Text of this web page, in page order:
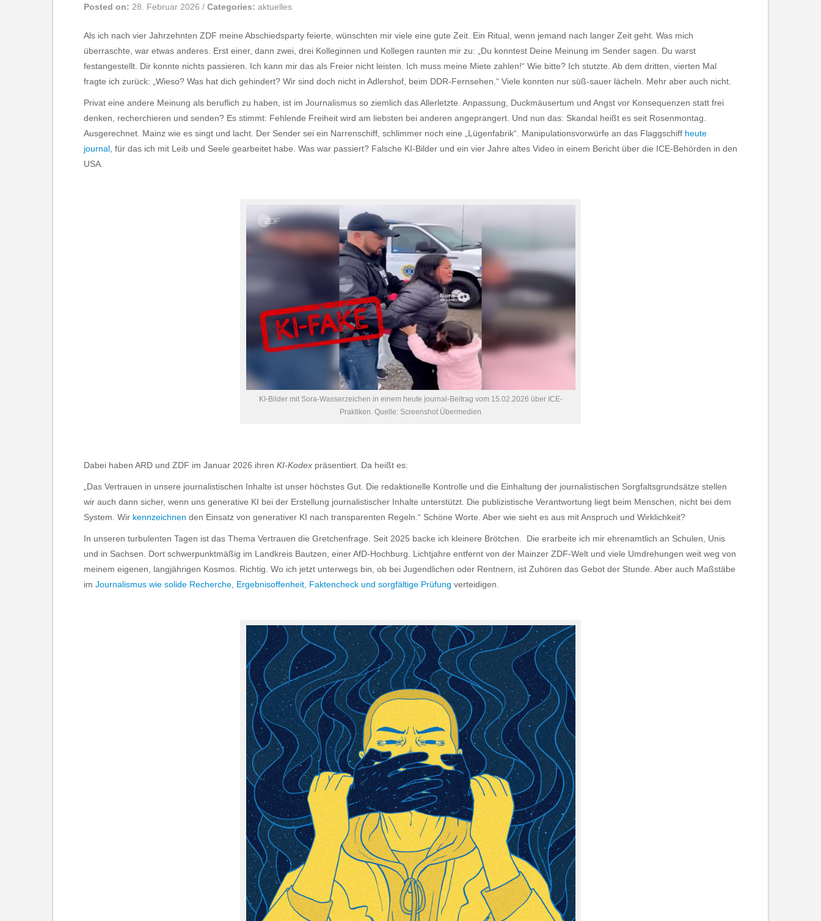
Posted on: 28. Februar 2026 / Categories: aktuelles
Als ich nach vier Jahrzehnten ZDF meine Abschiedsparty feierte, wünschten mir viele eine gute Zeit. Ein Ritual, wenn jemand nach langer Zeit geht. Was mich
überraschte, war etwas anderes. Erst einer, dann zwei, drei Kolleginnen und Kollegen raunten mir zu: „Du konntest Deine Meinung im Sender sagen. Du warst
festangestellt. Dir konnte nichts passieren. Ich kann mir das als Freier nicht leisten. Ich muss meine Miete zahlen!“ Wie bitte? Ich stutzte. Ab dem dritten, vierten Mal
fragte ich zurück: „Wieso? Was hat dich gehindert? Wir sind doch nicht in Adlershof, beim DDR-Fernsehen.“ Viele konnten nur süß-sauer lächeln. Mehr aber auch nicht.
Privat eine andere Meinung als beruflich zu haben, ist im Journalismus so ziemlich das Allerletzte. Anpassung, Duckmäusertum und Angst vor Konsequenzen statt frei
denken, recherchieren und senden? Es stimmt: Fehlende Freiheit wird am liebsten bei anderen angeprangert. Und nun das: Skandal heißt es seit Rosenmontag.
Ausgerechnet. Mainz wie es singt und lacht. Der Sender sei ein Narrenschiff, schlimmer noch eine „Lügenfabrik“. Manipulationsvorwürfe an das Flaggschiff heute
journal, für das ich mit Leib und Seele gearbeitet habe. Was war passiert? Falsche KI-Bilder und ein vier Jahre altes Video in einem Bericht über die ICE-Behörden in den
USA.
KI-Bilder mit Sora-Wasserzeichen in einem heute journal-Beitrag vom 15.02.2026 über ICE-
Praktiken. Quelle: Screenshot Übermedien
Dabei haben ARD und ZDF im Januar 2026 ihren KI-Kodex präsentiert. Da heißt es:
„Das Vertrauen in unsere journalistischen Inhalte ist unser höchstes Gut. Die redaktionelle Kontrolle und die Einhaltung der journalistischen Sorgfaltsgrundsätze stellen
wir auch dann sicher, wenn uns generative KI bei der Erstellung journalistischer Inhalte unterstützt. Die publizistische Verantwortung liegt beim Menschen, nicht bei dem
System. Wir kennzeichnen den Einsatz von generativer KI nach transparenten Regeln.“ Schöne Worte. Aber wie sieht es aus mit Anspruch und Wirklichkeit?
In unseren turbulenten Tagen ist das Thema Vertrauen die Gretchenfrage. Seit 2025 backe ich kleinere Brötchen. Die erarbeite ich mir ehrenamtlich an Schulen, Unis
und in Sachsen. Dort schwerpunktmäßig im Landkreis Bautzen, einer AfD-Hochburg. Lichtjahre entfernt von der Mainzer ZDF-Welt und viele Umdrehungen weit weg von
meinem eigenen, langjährigen Kosmos. Richtig. Wo ich jetzt unterwegs bin, ob bei Jugendlichen oder Rentnern, ist Zuhören das Gebot der Stunde. Aber auch Maßstäbe
im Journalismus wie solide Recherche, Ergebnisoffenheit, Faktencheck und sorgfältige Prüfung verteidigen.